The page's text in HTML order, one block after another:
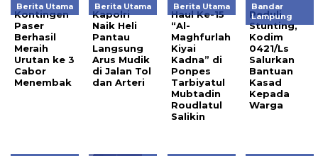
Berita Utama
Kontingen
Paser
Berhasil
Meraih
Urutan ke 3
Cabor
Menembak
Berita Utama
Kapolri
Naik Heli
Pantau
Langsung
Arus Mudik
di Jalan Tol
dan Arteri
Berita Utama
Haul Ke-15
“Al-
Maghfurlah
Kiyai
Kadna” di
Ponpes
Tarbiyatul
Mubtadin
Roudlatul
Salikin
Bandar
Lampung
Peduli
Stunting,
Kodim
0421/Ls
Salurkan
Bantuan
Kasad
Kepada
Warga